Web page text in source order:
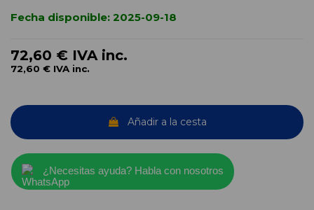
Fecha disponible: 2025-09-18
72,60 € IVA inc.
72,60 € IVA inc.
Añadir a la cesta
¿Necesitas ayuda? Habla con nosotros